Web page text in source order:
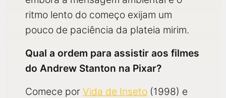
ritmo lento do começo exijam um
pouco de paciência da plateia mirim.
Qual a ordem para assistir aos filmes
do Andrew Stanton na Pixar?
Comece por Vida de Inseto (1998) e